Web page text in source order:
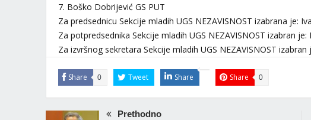
7. Boško Dobrijević GS PUT
Za predsednicu Sekcije mladih UGS NEZAVISNOST izabrana je:
Za potpredsednika Sekcije mladih UGS NEZAVISNOST izabran je:
Za izvršnog sekretara Sekcije mladih UGS NEZAVISNOST izabran
Share 0 Tweet Share Share 0
Prethodno